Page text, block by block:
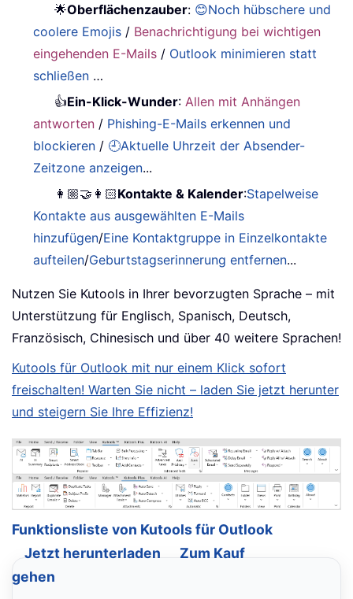
🌟Oberflächenzauber: 😊Noch hübschere und
coolere Emojis / Benachrichtigung bei wichtigen
eingehenden E-Mails / Outlook minimieren statt
schließen …
👍Ein-Klick-Wunder: Allen mit Anhängen
antworten / Phishing-E-Mails erkennen und
blockieren / 🕘Aktuelle Uhrzeit der Absender-
Zeitzone anzeigen...
👩🏼‍🤝‍👩🏻Kontakte & Kalender:Stapelweise
Kontakte aus ausgewählten E-Mails
hinzufügen/Eine Kontaktgruppe in Einzelkontakte
aufteilen/Geburtstagserinnerung entfernen...
Nutzen Sie Kutools in Ihrer bevorzugten Sprache – mit
Unterstützung für Englisch, Spanisch, Deutsch,
Französisch, Chinesisch und über 40 weitere Sprachen!
Kutools für Outlook mit nur einem Klick sofort
freischalten! Warten Sie nicht – laden Sie jetzt herunter
und steigern Sie Ihre Effizienz!
Funktionsliste von Kutools für Outlook
Jetzt herunterladen
Zum Kauf
gehen